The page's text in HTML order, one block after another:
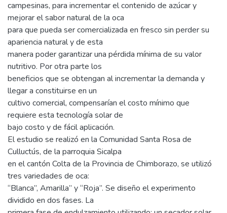
campesinas, para incrementar el contenido de azúcar y
mejorar el sabor natural de la oca
para que pueda ser comercializada en fresco sin perder su
apariencia natural y de esta
manera poder garantizar una pérdida mínima de su valor
nutritivo. Por otra parte los
beneficios que se obtengan al incrementar la demanda y
llegar a constituirse en un
cultivo comercial, compensarían el costo mínimo que
requiere esta tecnología solar de
bajo costo y de fácil aplicación.
El estudio se realizó en la Comunidad Santa Rosa de
Culluctús, de la parroquia Sicalpa
en el cantón Colta de la Provincia de Chimborazo, se utilizó
tres variedades de oca:
“Blanca”, Amarilla” y “Roja”. Se diseño el experimento
dividido en dos fases. La